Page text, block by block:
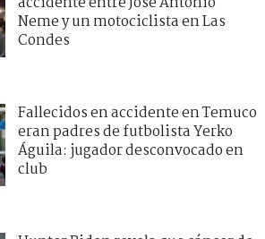
Neme y un motociclista en Las
Condes
Fallecidos en accidente en Temuco
eran padres de futbolista Yerko
Águila: jugador desconvocado en
club